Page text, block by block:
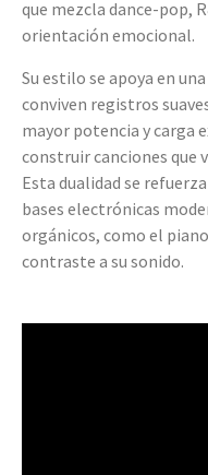
que mezcla dance-pop,
orientación emocional.
Su estilo se apoya en
conviven registros
mayor potencia y carga
construir canciones que
Esta dualidad se
bases electrónicas
orgánicos, como el
contraste a su sonido.